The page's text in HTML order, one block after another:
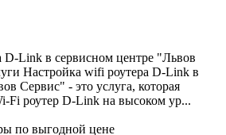
D-Link в сервисном центре "Львов
Настройка wifi роутера D-Link в
Сервис" - это услуга, которая
Fi роутер D-Link на высоком ур...
по выгодной цене